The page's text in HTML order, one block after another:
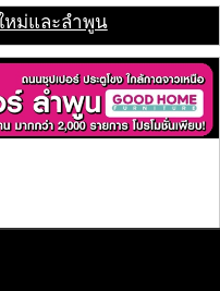
หม่และลำพูน